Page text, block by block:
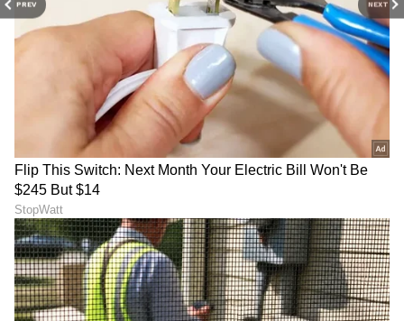
PREV NEXT
Image Credit : Instagram
ಮಗುವಾದ ಬಳಿಕ ನಟನೆಯಿಂದ ದೂರ
ನೇಹಾ ಗೌಡ ಲಕ್ಷ್ಮೀ ಬಾರಮ್ಮ ಧಾರಾವಾಹಿ ಮೂಲಕ
ಜನಪ್ರಿಯತೆ ಪಡೆದರು. ಬಳಿಕ ನಮ್ಮ ಲಚ್ಚಿ ಧಾರಾವಾಹಿ
ಹಾಗೂ ತಮಿಳಿನ ಕೆಲವು ಧಾರಾವಾಹಿಗಳಲ್ಲೂ ನಟಿಸಿದ್ದರು.
ಮಗುವಾದ ಬಳಿಕ ನಟನೆಯಿಂದ ದೂರ ಉಳಿದಿದ್ದ ನಟಿ,
ಕೆಲವು ಶೋಗಳಲ್ಲಿ ಕಾಣಿಸಿಕೊಂಡಿದ್ದರು. ಬಹುದಿನಗಳ ಬಳಿಕ
ಇದೀಗ ಅಗ್ನಿ ಸಾಕ್ಷಿಯಲ್ಲಿ ನಟಿಸಿದ್ದಾರೆ.
LATEST VIDEOS